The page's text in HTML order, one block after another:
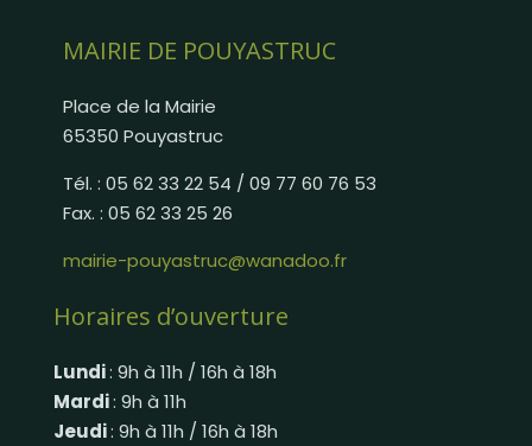
MAIRIE DE POUYASTRUC
Place de la Mairie
65350 Pouyastruc
Tél. : 05 62 33 22 54 / 09 77 60 76 53
Fax. : 05 62 33 25 26
mairie-pouyastruc@wanadoo.fr
Horaires d’ouverture
Lundi: 9h à 11h / 16h à 18h
Mardi: 9h à 11h
Jeudi: 9h à 11h / 16h à 18h